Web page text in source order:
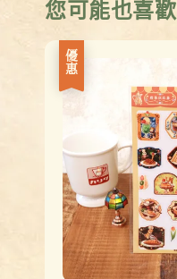
您可能也喜歡
優惠